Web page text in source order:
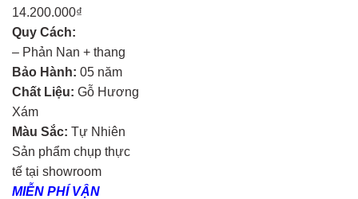
14.200.000₫
Quy Cách:
– Phản Nan + thang
Bảo Hành: 05 năm
Chất Liệu: Gỗ Hương
Xám
Màu Sắc: Tự Nhiên
Sản phẩm chụp thực
tế tại showroom
MIỄN PHÍ VẬN